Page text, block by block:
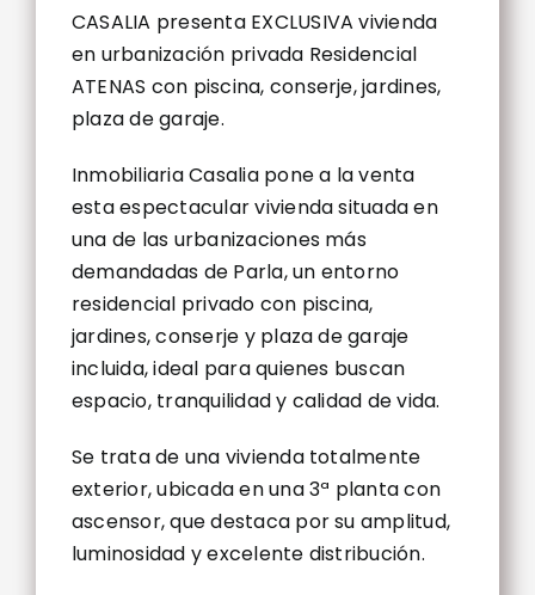
CASALIA presenta EXCLUSIVA vivienda
en urbanización privada Residencial
ATENAS con piscina, conserje, jardines,
plaza de garaje.
Inmobiliaria Casalia pone a la venta
esta espectacular vivienda situada en
una de las urbanizaciones más
demandadas de Parla, un entorno
residencial privado con piscina,
jardines, conserje y plaza de garaje
incluida, ideal para quienes buscan
espacio, tranquilidad y calidad de vida.
Se trata de una vivienda totalmente
exterior, ubicada en una 3ª planta con
ascensor, que destaca por su amplitud,
luminosidad y excelente distribución.